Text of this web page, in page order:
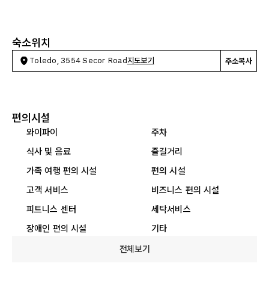
숙소위치
Toledo, 3554 Secor Road 지도보기 주소복사
편의시설
와이파이
주차
식사 및 음료
즐길거리
가족 여행 편의 시설
편의 시설
고객 서비스
비즈니스 편의 시설
피트니스 센터
세탁서비스
장애인 편의 시설
기타
전체보기